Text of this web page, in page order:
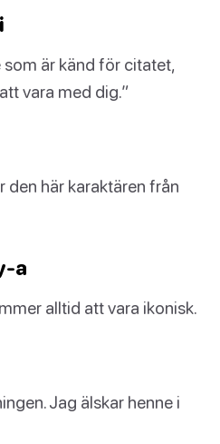
som är känd för citatet,
vara med dig.”
den här karaktären från
a
alltid att vara ikonisk.
Jag älskar henne i